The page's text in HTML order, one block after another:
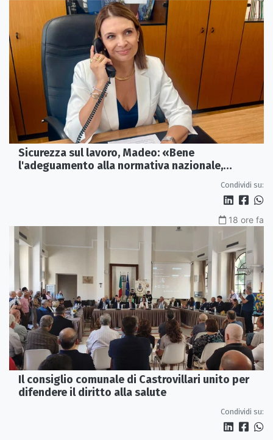
Sicurezza sul lavoro, Madeo: «Bene
l'adeguamento alla normativa nazionale,
Condividi su:
18 ore fa
Il consiglio comunale di Castrovillari unito per
difendere il diritto alla salute
Condividi su: